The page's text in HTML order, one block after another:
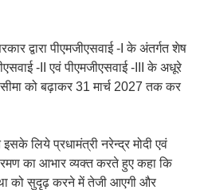
द्वारा पीएमजीएसवाई -I के अंतर्गत शेष
-II एवं पीएमजीएसवाई -III के अधूरे
को बढ़ाकर 31 मार्च 2027 तक कर
लिये प्रधामंत्री नरेन्द्र मोदी एवं
का आभार व्यक्त करते हुए कहा कि
को सुदृढ़ करने में तेजी आएगी और